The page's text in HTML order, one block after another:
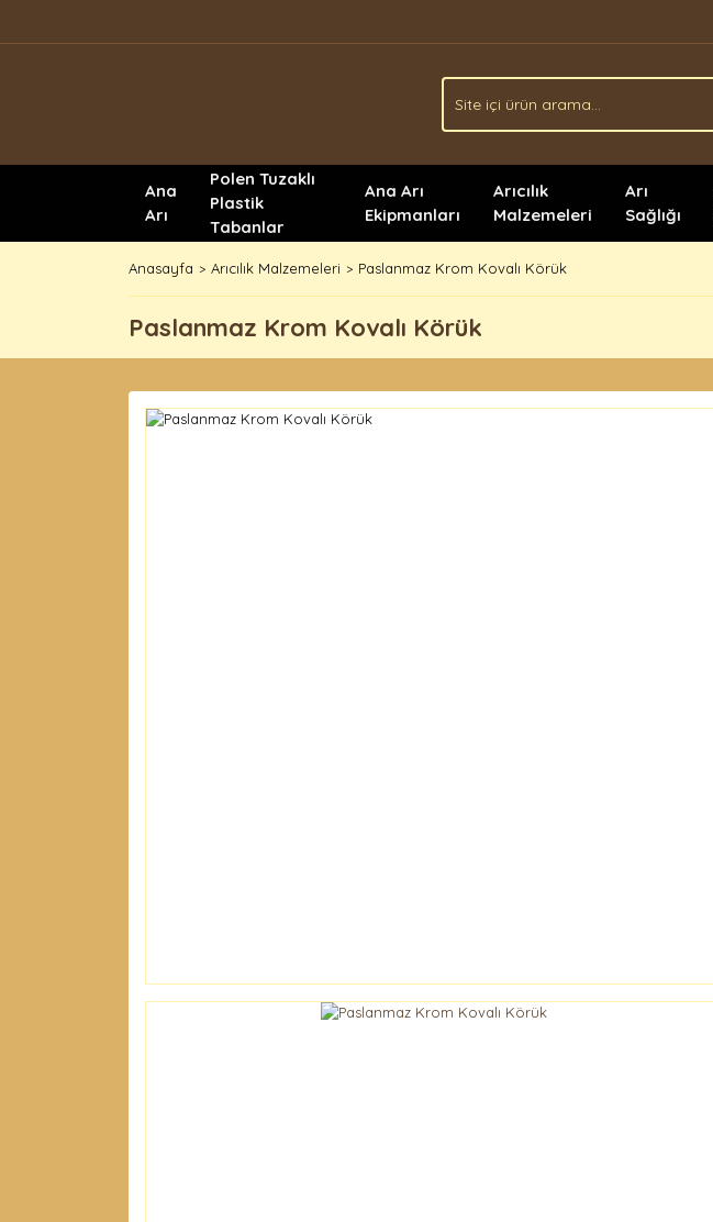
Ana
Arı
Polen Tuzaklı
Plastik
Tabanlar
Ana Arı
Ekipmanları
Arıcılık
Malzemeleri
Arı
Sağlığı
Anasayfa Arıcılık Malzemeleri Paslanmaz Krom Kovalı Körük
Paslanmaz Krom Kovalı Körük